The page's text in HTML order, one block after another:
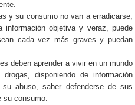
y su consumo no van a erradicarse,
objetiva y veraz, puede
cada vez más graves y puedan
deben aprender a vivir en un mundo
disponiendo de información
abuso, saber defenderse de sus
su consumo.